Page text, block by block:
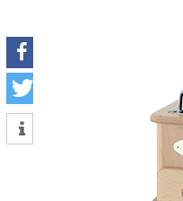
teilen
tweet